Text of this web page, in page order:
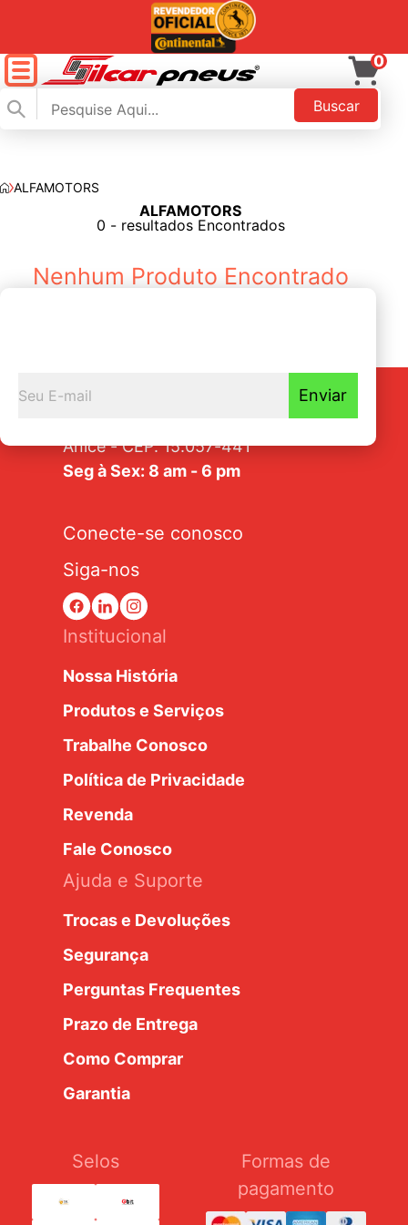
Buscar
0
ALFAMOTORS
ALFAMOTORS
0 - resultados Encontrados
Nenhum Produto Encontrado
Enviar
Av. Tarraf, 2570/2580 - Jardim
Anice - CEP: 15.057-441
Seg à Sex: 8 am - 6 pm
Conecte-se conosco
Siga-nos
Institucional
Nossa História
Produtos e Serviços
Trabalhe Conosco
Política de Privacidade
Revenda
Fale Conosco
Ajuda e Suporte
Trocas e Devoluções
Segurança
Perguntas Frequentes
Prazo de Entrega
Como Comprar
Garantia
Selos
Formas de
pagamento